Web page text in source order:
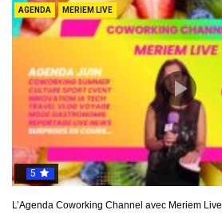
AGENDA MERIEM LIVE
5
L’Agenda Coworking Channel avec Meriem Live